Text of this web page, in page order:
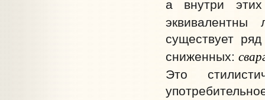
а внутри этих
существует
сниженных:
Это